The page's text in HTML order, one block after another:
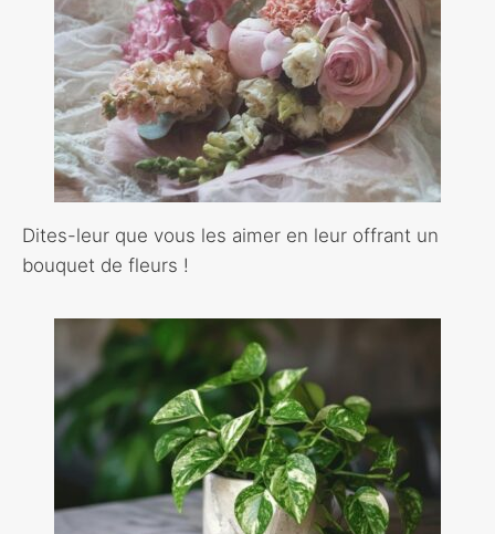
Dites-leur que vous les aimer en leur offrant un
bouquet de fleurs !